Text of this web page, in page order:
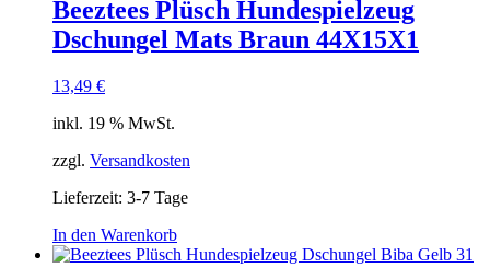
Beeztees Plüsch Hundespielzeug
Dschungel Mats Braun 44X15X1
13,49 €
inkl. 19 % MwSt.
zzgl. Versandkosten
Lieferzeit: 3-7 Tage
In den Warenkorb